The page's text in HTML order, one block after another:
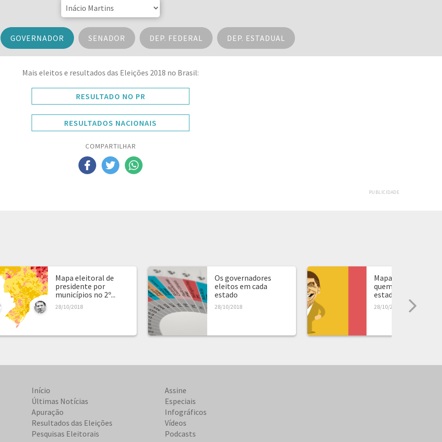
GOVERNADOR SENADOR DEP. FEDERAL DEP. ESTADUAL
Mais eleitos e resultados das Eleições 2018 no Brasil:
RESULTADO NO PR
RESULTADOS NACIONAIS
COMPARTILHAR
PUBLICIDADE
Mapa eleitoral de
presidente por
municípios no 2º...
28/10/2018
Os governadores
eleitos em cada
estado
28/10/2018
Mapa de presidente:
quem ganhou em
estado...
28/10/2018
Início
Últimas Notícias
Apuração
Resultados das Eleições
Pesquisas Eleitorais
Assine
Especiais
Infográficos
Vídeos
Podcasts